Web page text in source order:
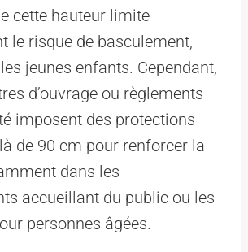
cette hauteur limite
le risque de basculement,
jeunes enfants. Cependant,
d’ouvrage ou règlements
imposent des protections
de 90 cm pour renforcer la
dans les
accueillant du public ou les
personnes âgées.